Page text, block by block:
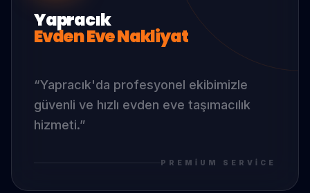
Yapracık
Evden Eve Nakliyat
“Yapracık'da profesyonel ekibimizle
güvenli ve hızlı evden eve taşımacılık
hizmeti.”
PREMIUM SERVICE